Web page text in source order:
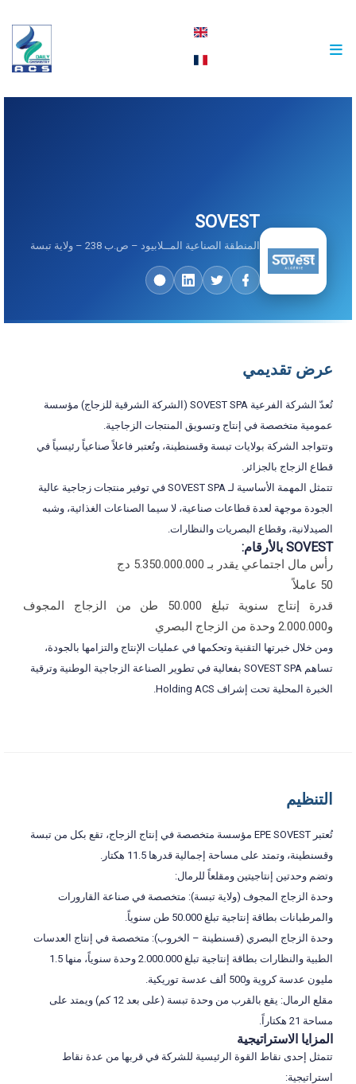
SOVEST
المنطقة الصناعية المــلابيود – ص.ب 238 – ولاية تبسة
عرض تقديمي
تُعدّ الشركة الفرعية SOVEST SPA (الشركة الشرقية للزجاج) مؤسسة
عمومية متخصصة في إنتاج وتسويق المنتجات الزجاجية.
وتتواجد الشركة بولايات تبسة وقسنطينة، وتُعتبر فاعلاً صناعياً رئيسياً في
قطاع الزجاج بالجزائر.
تتمثل المهمة الأساسية لـ SOVEST SPA في توفير منتجات زجاجية عالية
الجودة موجهة لعدة قطاعات صناعية، لا سيما الصناعات الغذائية، وشبه
الصيدلانية، وقطاع البصريات والنظارات.
SOVEST بالأرقام:
رأس مال اجتماعي يقدر بـ 5.350.000.000 دج
50 عاملاً
قدرة إنتاج سنوية تبلغ 50.000 طن من الزجاج المجوف
و2.000.000 وحدة من الزجاج البصري
ومن خلال خبرتها التقنية وتحكمها في عمليات الإنتاج والتزامها بالجودة،
تساهم SOVEST SPA بفعالية في تطوير الصناعة الزجاجية الوطنية وترقية
الخبرة المحلية تحت إشراف Holding ACS.
التنظيم
تُعتبر EPE SOVEST مؤسسة متخصصة في إنتاج الزجاج، تقع بكل من تبسة
وقسنطينة، وتمتد على مساحة إجمالية قدرها 11.5 هكتار.
وتضم وحدتين إنتاجيتين ومقلعاً للرمال:
وحدة الزجاج المجوف (ولاية تبسة): متخصصة في صناعة القارورات
والمرطبانات بطاقة إنتاجية تبلغ 50.000 طن سنوياً.
وحدة الزجاج البصري (قسنطينة – الخروب): متخصصة في إنتاج العدسات
الطبية والنظارات بطاقة إنتاجية تبلغ 2.000.000 وحدة سنوياً، منها 1.5
مليون عدسة كروية و500 ألف عدسة توريكية.
مقلع الرمال: يقع بالقرب من وحدة تبسة (على بعد 12 كم) ويمتد على
مساحة 21 هكتاراً.
المزايا الاستراتيجية
تتمثل إحدى نقاط القوة الرئيسية للشركة في قربها من عدة نقاط
استراتيجية: